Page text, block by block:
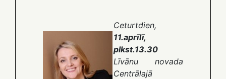
Ceturtdien,
11.aprīlī,
plkst.13.30
Līvānu novada
Centrālajā